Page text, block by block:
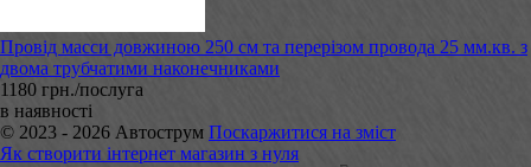
Провід масси довжиною 250 см та перерізом провода 25 мм.кв. з
двома трубчатими наконечниками
1180 грн./послуга
в наявності
© 2023 - 2026 Автострум Поскаржитися на зміст
Як створити інтернет магазин з нуля